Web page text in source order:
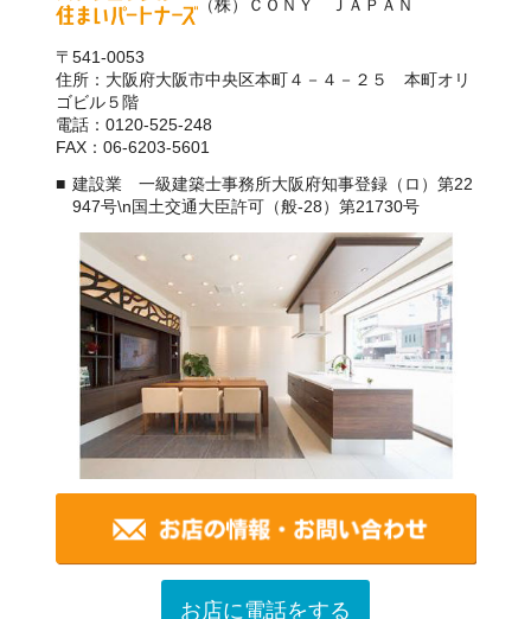
（株）ＣＯＮＹ ＪＡＰＡＮ
〒541-0053
住所：大阪府大阪市中央区本町４－４－２５ 本町オリ
ゴビル５階
電話：0120-525-248
FAX：06-6203-5601
建設業 一級建築士事務所大阪府知事登録（ロ）第22
947号\n国土交通大臣許可（般-28）第21730号
お店に電話をする